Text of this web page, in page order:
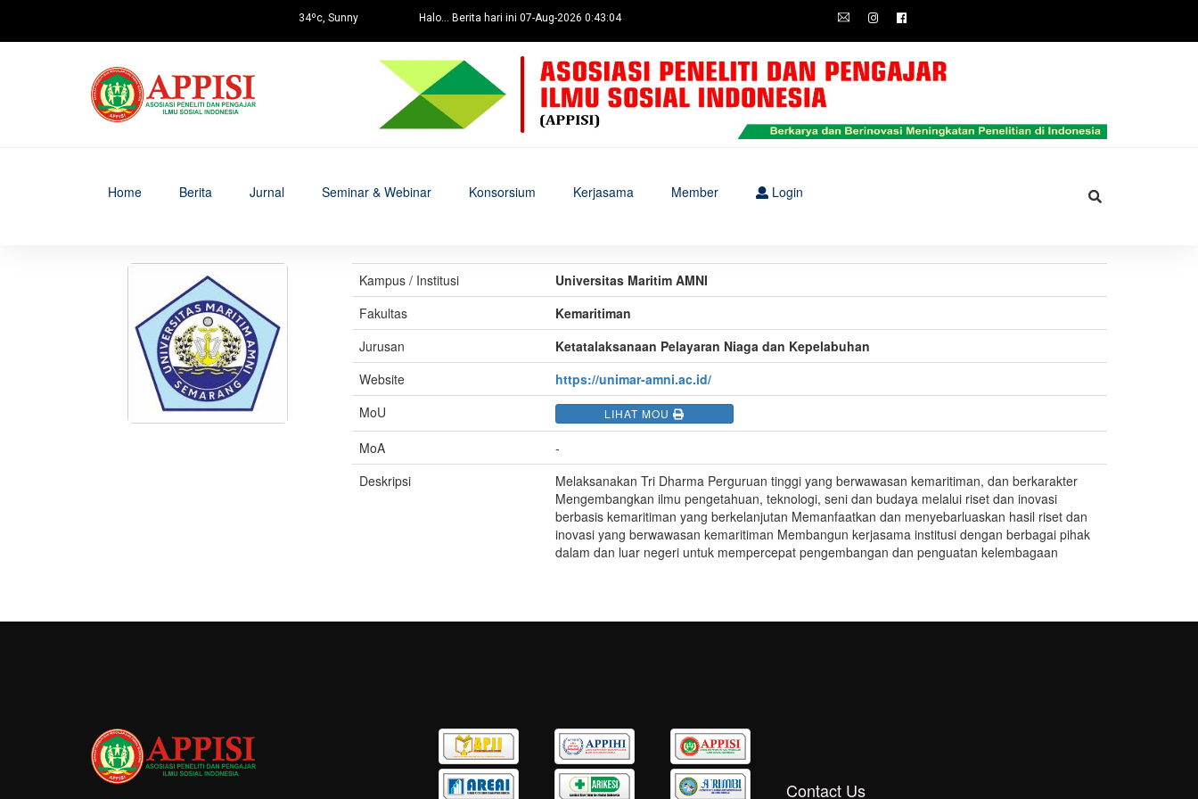
34ºc, Sunny Halo... Berita hari ini 07-Aug-2026 0:43:04
Home Berita Jurnal Seminar & Webinar Konsorsium Kerjasama Member Login
Kampus / Institusi
Universitas Maritim AMNI
Fakultas
Kemaritiman
Jurusan
Ketatalaksanaan Pelayaran Niaga dan Kepelabuhan
Website
https://unimar-amni.ac.id/
MoU
LIHAT MOU
MoA
-
Deskripsi
Melaksanakan Tri Dharma Perguruan tinggi yang berwawasan kemaritiman, dan berkarakter
Mengembangkan ilmu pengetahuan, teknologi, seni dan budaya melalui riset dan inovasi
berbasis kemaritiman yang berkelanjutan Memanfaatkan dan menyebarluaskan hasil riset dan
inovasi yang berwawasan kemaritiman Membangun kerjasama institusi dengan berbagai pihak
dalam dan luar negeri untuk mempercepat pengembangan dan penguatan kelembagaan
Contact Us